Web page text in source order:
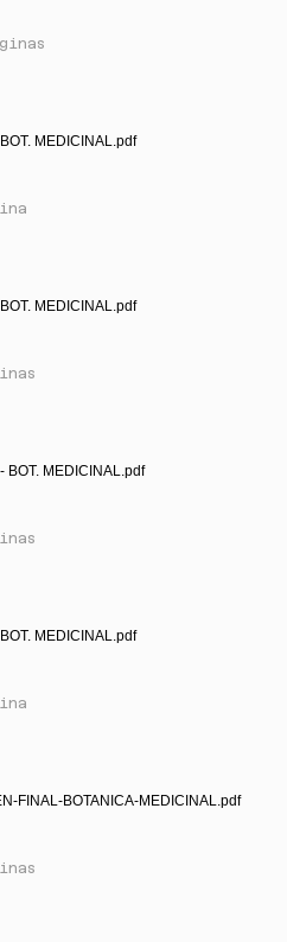
MEDICINAL.pdf
MEDICINAL.pdf
BOT. MEDICINAL.pdf
MEDICINAL.pdf
FINAL-BOTANICA-MEDICINAL.pdf